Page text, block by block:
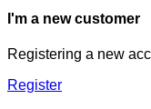
I'm a new customer
Registering a new
Register